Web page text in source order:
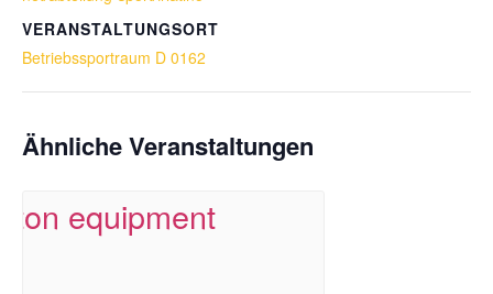
VERANSTALTUNGSORT
Betriebssportraum D 0162
Ähnliche Veranstaltungen